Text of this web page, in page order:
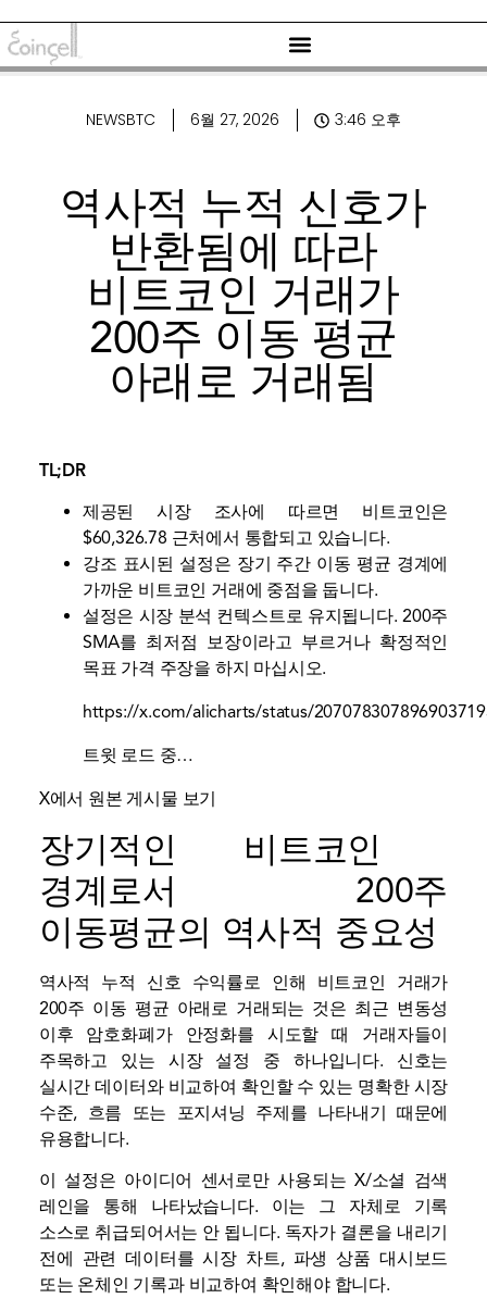
NEWSBTC 6월 27, 2026 3:46 오후
역사적 누적 신호가
반환됨에 따라
비트코인 ​​거래가
200주 이동 평균
아래로 거래됨
TL;DR
제공된 시장 조사에 따르면 비트코인은
$60,326.78 근처에서 통합되고 있습니다.
강조 표시된 설정은 장기 주간 이동 평균 경계에
가까운 비트코인 ​​거래에 중점을 둡니다.
설정은 시장 분석 컨텍스트로 유지됩니다. 200주
SMA를 최저점 보장이라고 부르거나 확정적인
목표 가격 주장을 하지 마십시오.
https://x.com/alicharts/status/
트윗 로드 중…
X에서 원본 게시물 보기
장기적인 비트코인 ​​
경계로서 200주
이동평균의 역사적 중요성
역사적 누적 신호 수익률로 인해 비트코인 ​​거래가
200주 이동 평균 아래로 거래되는 것은 최근 변동성
이후 암호화폐가 안정화를 시도할 때 거래자들이
주목하고 있는 시장 설정 중 하나입니다. 신호는
실시간 데이터와 비교하여 확인할 수 있는 명확한 시장
수준, 흐름 또는 포지셔닝 주제를 나타내기 때문에
유용합니다.
이 설정은 아이디어 센서로만 사용되는 X/소셜 검색
레인을 통해 나타났습니다. 이는 그 자체로 기록
소스로 취급되어서는 안 됩니다. 독자가 결론을 내리기
전에 관련 데이터를 시장 차트, 파생 상품 대시보드
또는 온체인 기록과 비교하여 확인해야 합니다.